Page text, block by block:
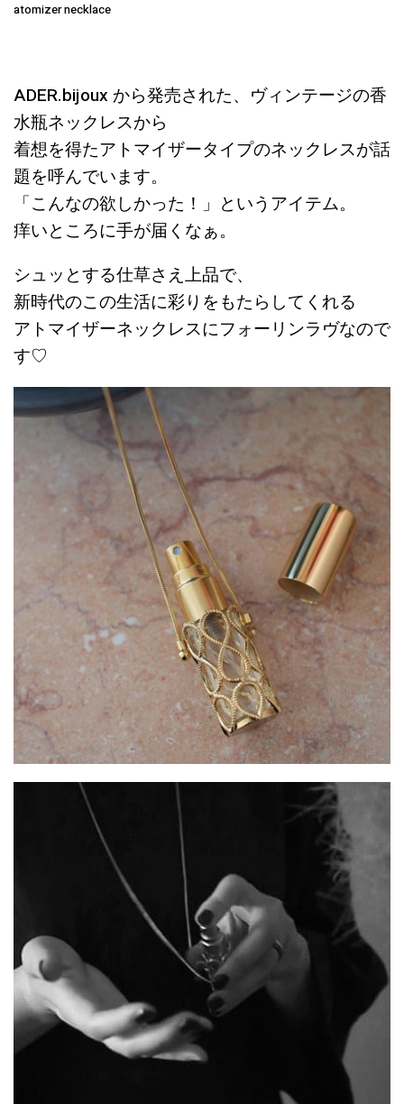
atomizer necklace
ADER.bijoux から発売された、ヴィンテージの香
水瓶ネックレスから
着想を得たアトマイザータイプのネックレスが話
題を呼んでいます。
「こんなの欲しかった！」というアイテム。
痒いところに手が届くなぁ。
シュッとする仕草さえ上品で、
新時代のこの生活に彩りをもたらしてくれる
アトマイザーネックレスにフォーリンラヴなので
す♡